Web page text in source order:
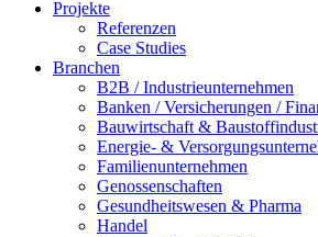
Projekte
Referenzen
Case Studies
Branchen
B2B / Industrieunternehmen
Banken / Versicherungen /
Bauwirtschaft &
Energie- &
Familienunternehmen
Genossenschaften
Gesundheitswesen & Pharma
Handel